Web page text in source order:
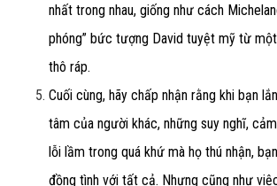
nhất trong nhau, giống như cách
phóng” bức tượng David tuyệt mỹ từ
thô ráp.
Cuối cùng, hãy chấp nhận rằng khi bạn
tâm của người khác, những suy nghĩ,
lỗi lầm trong quá khứ mà họ thú nhận,
đồng tình với tất cả. Nhưng cũng như